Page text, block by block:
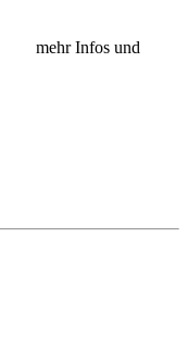
mehr Infos und